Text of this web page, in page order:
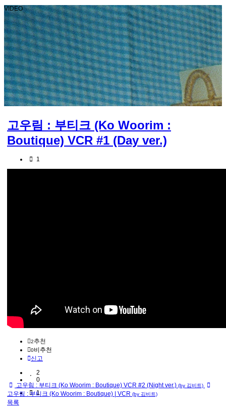
VIDEO
고우림 : 부티크 (Ko Woorim :
Boutique) VCR #1 (Day ver.)
1
2추천
0비추천
신고
2
0
1
고우림 : 부티크 (Ko Woorim : Boutique) VCR #2 (Night ver.) (by 김비트)
고우림 : 부티크 (Ko Woorim : Boutique) | VCR (by 김비트)
목록